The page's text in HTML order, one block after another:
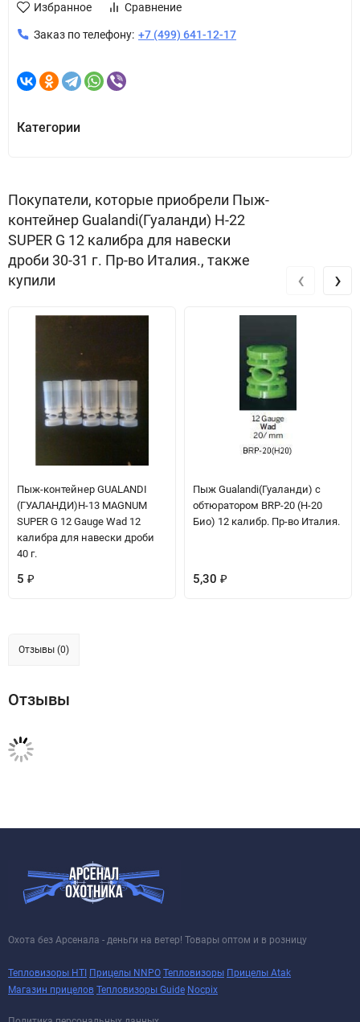
Избранное Сравнение
Заказ по телефону: +7 (499) 641-12-17
Категории
Покупатели, которые приобрели Пыж-
контейнер Gualandi(Гуаланди) H-22
SUPER G 12 калибра для навески
дроби 30-31 г. Пр-во Италия., также
купили
Пыж-контейнер GUALANDI
(ГУАЛАНДИ)Н-13 MAGNUM
SUPER G 12 Gauge Wad 12
калибра для навески дроби
40 г.
5 ₽
Пыж Gualandi(Гуаланди) с
обтюратором BRP-20 (H-20
Био) 12 калибр. Пр-во Италия.
5,30 ₽
‹ ›
Отзывы (0)
Отзывы
Охота без Арсенала - деньги на ветер! Товары оптом и в розницу
Тепловизоры HTI Прицелы NNPO Тепловизоры Прицелы Atak
Магазин прицелов Тепловизоры Guide Nocpix